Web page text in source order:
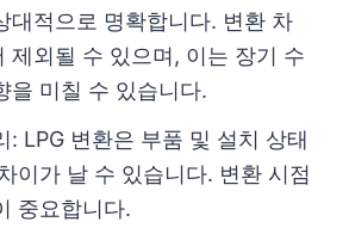
대적으로 명확합니다. 변환 차
제외될 수 있으며, 이는 장기 수
을 미칠 수 있습니다.
: LPG 변환은 부품 및 설치 상태
이가 날 수 있습니다. 변환 시점
중요합니다.